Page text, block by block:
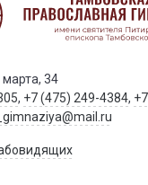
марта, 34
, +7 (475) 249-4384,